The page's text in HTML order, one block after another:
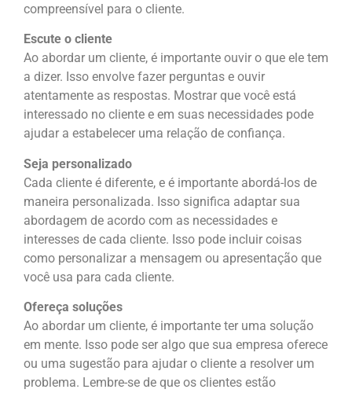
compreensível para o cliente.
Escute o cliente
Ao abordar um cliente, é importante ouvir o que ele tem
a dizer. Isso envolve fazer perguntas e ouvir
atentamente as respostas. Mostrar que você está
interessado no cliente e em suas necessidades pode
ajudar a estabelecer uma relação de confiança.
Seja personalizado
Cada cliente é diferente, e é importante abordá-los de
maneira personalizada. Isso significa adaptar sua
abordagem de acordo com as necessidades e
interesses de cada cliente. Isso pode incluir coisas
como personalizar a mensagem ou apresentação que
você usa para cada cliente.
Ofereça soluções
Ao abordar um cliente, é importante ter uma solução
em mente. Isso pode ser algo que sua empresa oferece
ou uma sugestão para ajudar o cliente a resolver um
problema. Lembre-se de que os clientes estão